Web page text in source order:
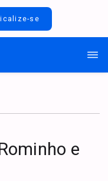
se
e